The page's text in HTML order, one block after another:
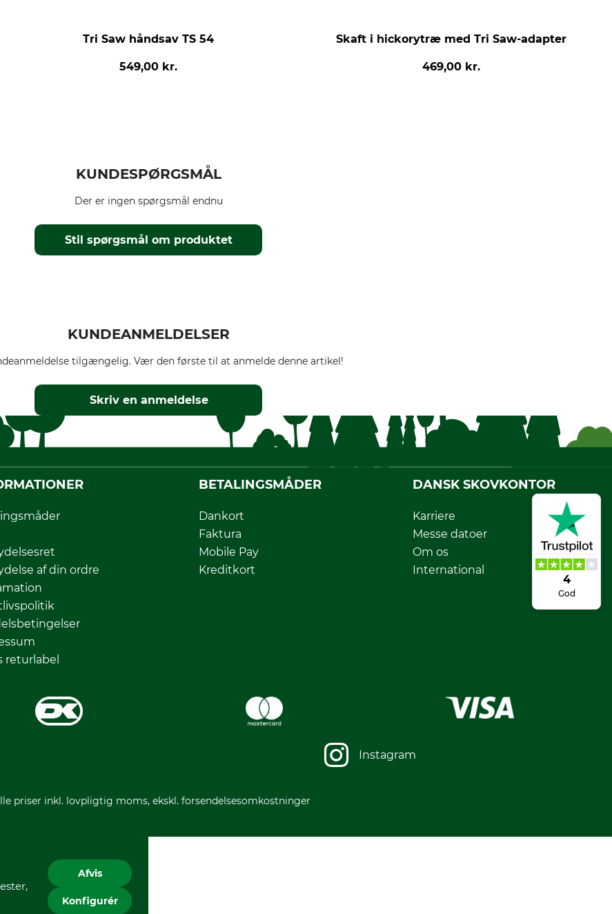
4
God
Tri Saw håndsav TS 54
549,00 kr.
Skaft i hickorytræ med Tri Saw-adapter
469,00 kr.
KUNDESPØRGSMÅL
Stil spørgsmål om produktet
Der er ingen spørgsmål endnu
KUNDEANMELDELSER
tilgængelig. Vær den første til at anmelde denne artikel!
Skriv en anmeldelse
af din ordre
returlabel
BETALINGSMÅDER
Dankort
Faktura
Mobile Pay
Kreditkort
DANSK SKOVKONTOR
Karriere
Messe datoer
Om os
International
Instagram
priser inkl. lovpligtig moms, ekskl. forsendelsesomkostninger
Afvis
Konfigurér